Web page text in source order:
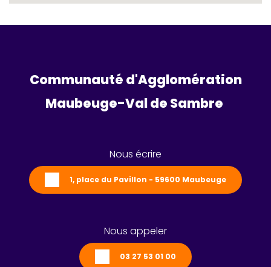
Communauté d'Agglomération
Maubeuge-Val de Sambre
Nous écrire
1, place du Pavillon - 59600 Maubeuge
Nous appeler
03 27 53 01 00